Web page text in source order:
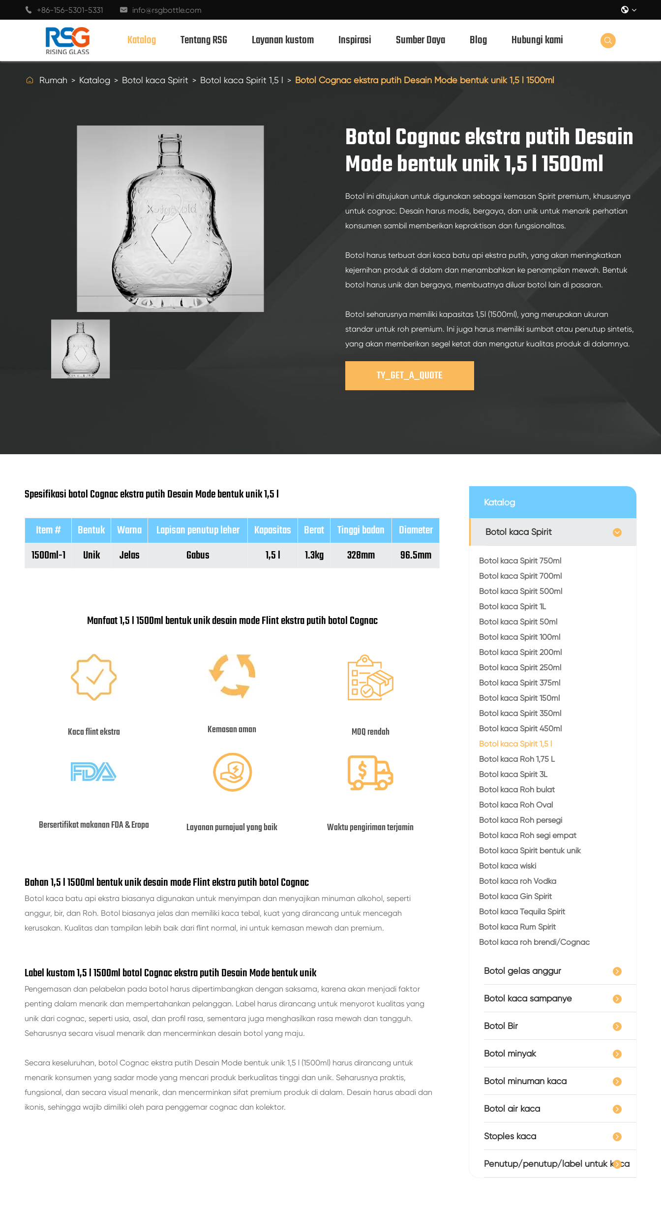
 +86-156-5301-5331  info@rsgbottle.com 
Katalog
BOTOL GELAS ANGGUR
PENUTUP/PENUTUP/LABEL UNTUK KACA
Tentang RSG Layanan kustom Inspirasi Sumber Daya Blog Hubungi kami 
 Rumah Katalog Botol kaca Spirit Botol kaca Spirit 1,5 l Botol Cognac ekstra putih Desain Mode bentuk unik 1,5 l 1500ml
Botol Cognac ekstra putih Desain
Mode bentuk unik 1,5 l 1500ml
Botol ini ditujukan untuk digunakan sebagai kemasan Spirit premium, khususnya
untuk cognac. Desain harus modis, bergaya, dan unik untuk menarik perhatian
konsumen sambil memberikan kepraktisan dan fungsionalitas.
Botol harus terbuat dari kaca batu api ekstra putih, yang akan meningkatkan
kejernihan produk di dalam dan menambahkan ke penampilan mewah. Bentuk
botol harus unik dan bergaya, membuatnya diluar botol lain di pasaran.
Botol seharusnya memiliki kapasitas 1,5l (1500ml), yang merupakan ukuran
standar untuk roh premium. Ini juga harus memiliki sumbat atau penutup sintetis,
yang akan memberikan segel ketat dan mengatur kualitas produk di dalamnya.
TY_GET_A_QUOTE
Spesifikasi botol Cognac ekstra putih Desain Mode bentuk unik 1,5 l
Item # Bentuk Warna Lapisan penutup leher Kapasitas Berat Tinggi badan
Diameter
1500ml-1
Unik Jelas Gabus 1,5 l 1.3kg 328mm 96.5mm
Manfaat 1,5 l 1500ml bentuk unik desain mode Flint ekstra putih botol Cognac
Kaca flint ekstra Kemasan aman MOQ rendah
Bersertifikat makanan FDA & Eropa Layanan purnajual yang baik Waktu pengiriman terjamin
Bahan 1,5 l 1500ml bentuk unik desain mode Flint ekstra putih botol Cognac
Botol kaca batu api ekstra biasanya digunakan untuk menyimpan dan menyajikan minuman alkohol, seperti
anggur, bir, dan Roh. Botol biasanya jelas dan memiliki kaca tebal, kuat yang dirancang untuk mencegah
kerusakan. Kualitas dan tampilan lebih baik dari flint normal, ini untuk kemasan mewah dan premium.
Label kustom 1,5 l 1500ml botol Cognac ekstra putih Desain Mode bentuk unik
Pengemasan dan pelabelan pada botol harus dipertimbangkan dengan saksama, karena akan menjadi faktor
penting dalam menarik dan mempertahankan pelanggan. Label harus dirancang untuk menyorot kualitas yang
unik dari cognac, seperti usia, asal, dan profil rasa, sementara juga menghasilkan rasa mewah dan tangguh.
Seharusnya secara visual menarik dan mencerminkan desain botol yang maju.
Secara keseluruhan, botol Cognac ekstra putih Desain Mode bentuk unik 1,5 l (1500ml) harus dirancang untuk
menarik konsumen yang sadar mode yang mencari produk berkualitas tinggi dan unik. Seharusnya praktis,
fungsional, dan secara visual menarik, dan mencerminkan sifat premium produk di dalam. Desain harus abadi dan
ikonis, sehingga wajib dimiliki oleh para penggemar cognac dan kolektor.
Katalog
Botol kaca Spirit
Botol kaca Spirit 750ml
Botol kaca Spirit 700ml
Botol kaca Spirit 500ml
Botol kaca Spirit 1L
Botol kaca Spirit 50ml
Botol kaca Spirit 100ml
Botol kaca Spirit 200ml
Botol kaca Spirit 250ml
Botol kaca Spirit 375ml
Botol kaca Spirit 150ml
Botol kaca Spirit 350ml
Botol kaca Spirit 450ml
Botol kaca Spirit 1,5 l
Botol kaca Roh 1,75 L
Botol kaca Spirit 3L
Botol kaca Roh bulat
Botol kaca Roh Oval
Botol kaca Roh persegi
Botol kaca Roh segi empat
Botol kaca Spirit bentuk unik
Botol kaca wiski
Botol kaca roh Vodka
Botol kaca Gin Spirit
Botol kaca Tequila Spirit
Botol kaca Rum Spirit
Botol kaca roh brendi/Cognac
Botol gelas anggur
Botol kaca sampanye
Botol Bir
Botol minyak
Botol minuman kaca
Botol air kaca
Stoples kaca
Penutup/penutup/label untuk kaca